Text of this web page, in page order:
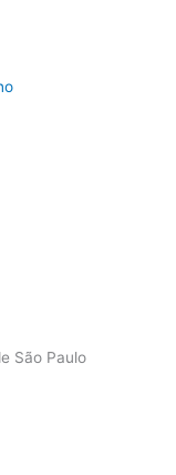
São Paulo